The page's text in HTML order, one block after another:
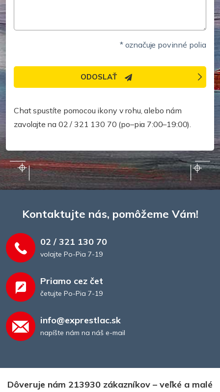
* označuje povinné polia
Chat spustíte pomocou ikony v rohu, alebo nám
zavolajte na 02 / 321 130 70 (po–pia 7:00–19:00).
ODOSLAŤ
Kontaktujte nás, pomôžeme Vám!
02 / 321 130 70
volajte Po-Pia 7-19
Priamo cez čet
četujte Po-Pia 7-19
info@exprestlac.sk
napíšte nám na náš e-mail
Dôveruje nám 213930 zákazníkov – veľké a malé